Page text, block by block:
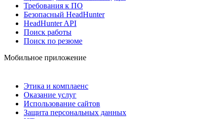
Требования к ПО
Безопасный HeadHunter
HeadHunter API
Поиск работы
Поиск по резюме
Мобильное приложение
Этика и комплаенс
Оказание услуг
Использование сайтов
Защита персональных данных